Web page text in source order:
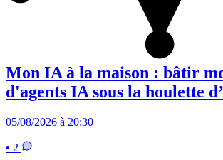
Mon IA à la maison : bâtir
d'agents IA sous la houlette
05/08/2026 à 20:30
• 2